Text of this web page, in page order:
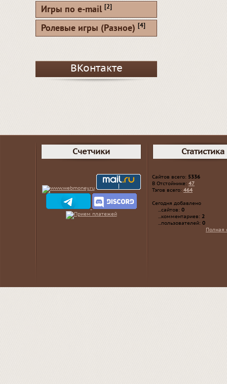
Игры по e-mail [2]
Ролевые игры (Разное) [4]
ВКонтакте
Счетчики Статистика
Сайтов всего: 5336
В Отстойнике: 47
Тэгов всего: 464
Сегодня добавлено
...сайтов: 0
...комментариев: 2
...пользователей: 0
Полная